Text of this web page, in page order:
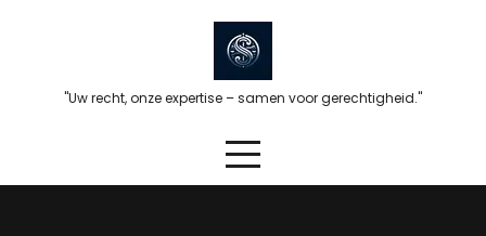
"Uw recht, onze expertise – samen voor gerechtigheid."